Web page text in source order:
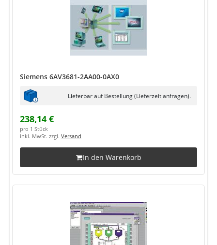
Siemens 6AV3681-2AA00-0AX0
Lieferbar auf Bestellung (Lieferzeit anfragen).
238,14 €
pro 1 Stück
inkl. MwSt. zzgl. Versand
In den Warenkorb